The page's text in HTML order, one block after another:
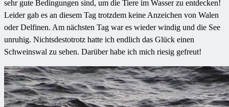
sehr gute Bedingungen sind, um die Tiere im Wasser zu entdecken!
Leider gab es an diesem Tag trotzdem keine Anzeichen von Walen
oder Delfinen. Am nächsten Tag war es wieder windig und die See
unruhig. Nichtsdestotrotz hatte ich endlich das Glück einen
Schweinswal zu sehen. Darüber habe ich mich riesig gefreut!